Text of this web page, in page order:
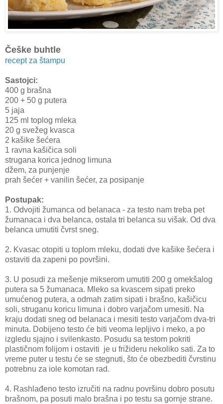
Češke buhtle
recept za štampu
Sastojci:
400 g brašna
200 + 50 g putera
5 jaja
125 ml toplog mleka
20 g svežeg kvasca
2 kašike šećera
1 ravna kašičica soli
strugana korica jednog limuna
džem, za punjenje
prah šećer + vanilin šećer, za posipanje
Postupak:
1. Odvojiti žumanca od belanaca - za testo nam treba pet
žumanaca i dva belanca, ostala tri belanca su višak. Od dva
belanca umutiti čvrst sneg.
2. Kvasac otopiti u toplom mleku, dodati dve kašike šećera i
ostaviti da zapeni po površini.
3. U posudi za mešenje mikserom umutiti 200 g omekšalog
putera sa 5 žumanaca. Mleko sa kvascem sipati preko
umućenog putera, a odmah zatim sipati i brašno, kašičicu
soli, struganu koricu limuna i dobro varjačom umesiti. Na
kraju dodati sneg od belanaca i mesiti testo varjačom dva-tri
minuta. Dobijeno testo će biti veoma lepljivo i meko, a po
izgledu sjajno i svilenkasto. Posudu sa testom pokriti
plastičnom folijom i ostaviti je u frižideru nekoliko sati. Za to
vreme puter u testu će se stegnuti, što će obezbediti čvrstinu
potrebnu za iole komotan rad.
4. Rashlađeno testo izručiti na radnu površinu dobro posutu
brašnom, pa posuti malo brašna i po testu sa gornje strane.